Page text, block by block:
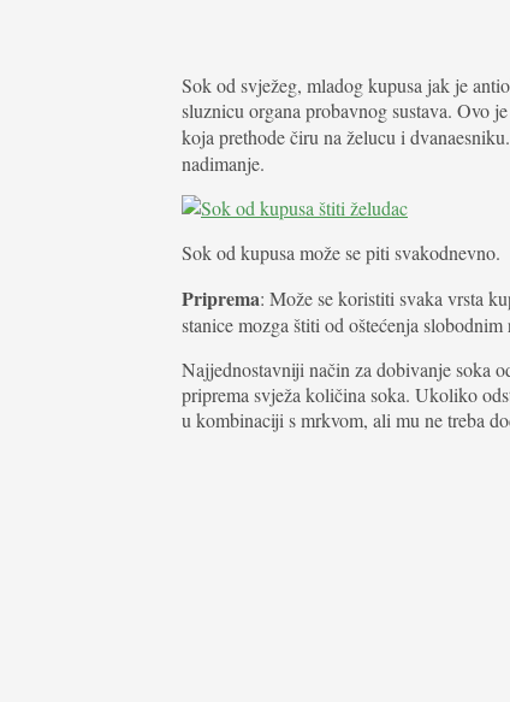
Sok od svježeg, mladog kupusa jak je
sluznicu organa probavnog sustava. Ovo
koja prethode čiru na želucu i dvanaesniku.
nadimanje.
Sok od kupusa može se piti svakodnevno.
Priprema: Može se koristiti svaka vrsta
stanice mozga štiti od oštećenja slobodnim
Najjednostavniji način za dobivanje soka
priprema svježa količina soka. Ukoliko
u kombinaciji s mrkvom, ali mu ne treba